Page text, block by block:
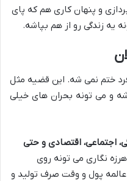
و پنهان کاری هم که پای
یه زندگی رو از هم بپاشه.
ختم نمی شه. این قضیه مثل
و می تونه بحران های خیلی
اجتماعی، اقتصادی و حتی
نگاری می تونه روی
عالمه پول و وقت صرف تولید و